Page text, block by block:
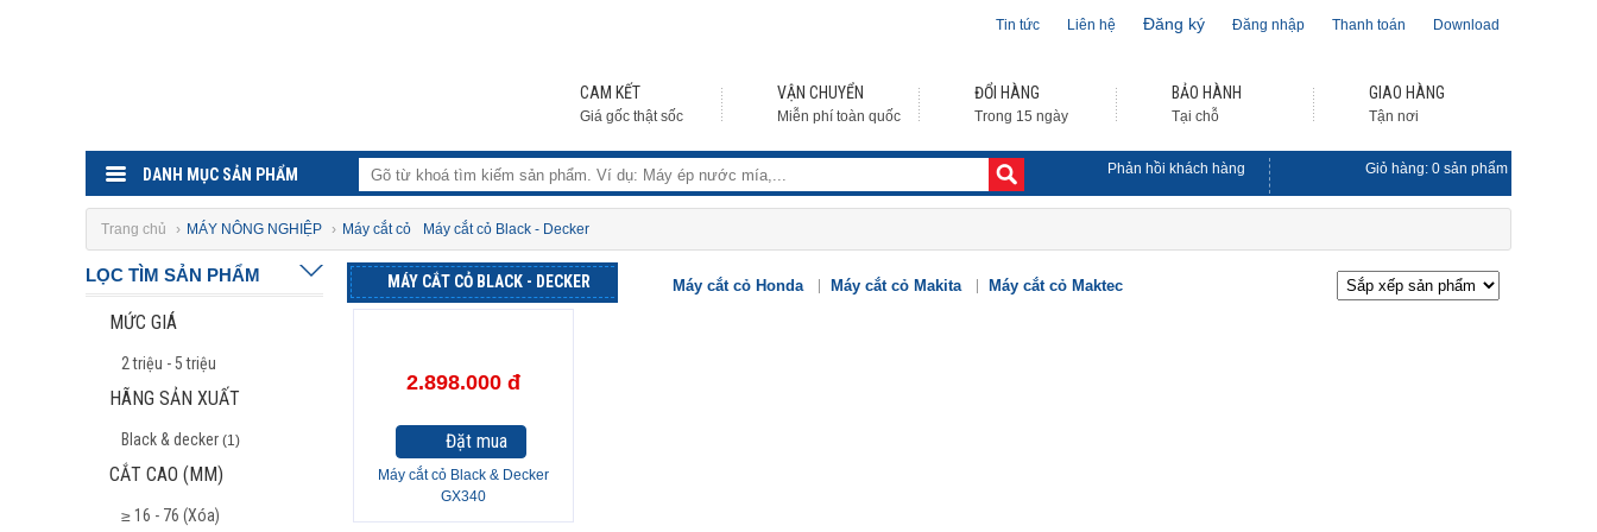
Tin tức Liên hệ Đăng ký Đăng nhập Thanh toán Download
CAM KẾT
Giá gốc thật sốc
VẬN CHUYỂN
Miễn phí toàn quốc
ĐỔI HÀNG
Trong 15 ngày
BẢO HÀNH
Tại chỗ
GIAO HÀNG
Tận nơi
DANH MỤC SẢN PHẨM Phản hồi khách hàng Giỏ hàng: 0 sản phẩm
Trang chủ › MÁY NÔNG NGHIỆP › Máy cắt cỏ Máy cắt cỏ Black - Decker
LỌC TÌM SẢN PHẨM
MỨC GIÁ
2 triệu - 5 triệu
HÃNG SẢN XUẤT
Black & decker (1)
CẮT CAO (MM)
≥ 16 - 76 (Xóa)
MÁY CẮT CỎ BLACK - DECKER Máy cắt cỏ Honda Máy cắt cỏ Makita Máy cắt cỏ Maktec
2.898.000 đ
Đặt mua
Máy cắt cỏ Black & Decker
GX340